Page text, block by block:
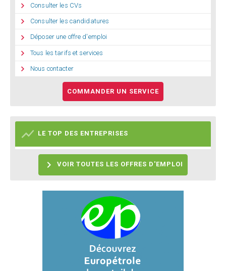
 Consulter les CVs
 Consulter les candidatures
 Déposer une offre d'emploi
 Tous les tarifs et services
 Nous contacter
COMMANDER UN SERVICE
 LE TOP DES ENTREPRISES
 VOIR TOUTES LES OFFRES D'EMPLOI